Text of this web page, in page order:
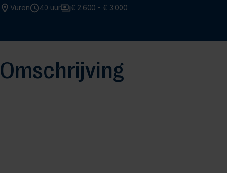
Vuren 40 uur € 2.600 - € 3.000
Omschrijving